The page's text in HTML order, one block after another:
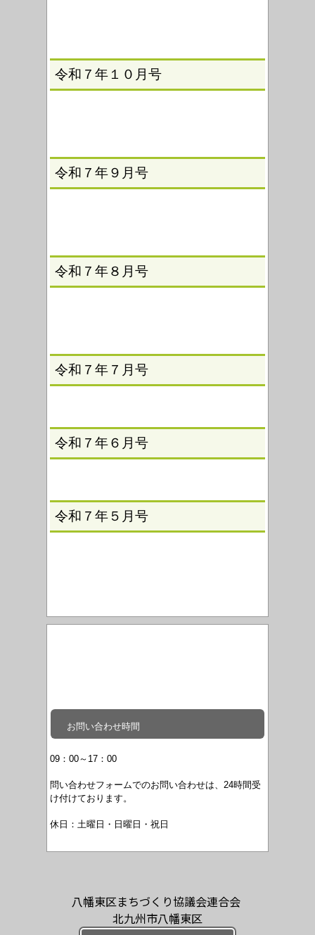
令和７年１０月号
令和７年９月号
令和７年８月号
令和７年７月号
令和７年６月号
令和７年５月号
お問い合わせ時間
09：00～17：00
問い合わせフォームでのお問い合わせは、24時間受
け付けております。
休日：土曜日・日曜日・祝日
八幡東区まちづくり協議会連合会
北九州市八幡東区